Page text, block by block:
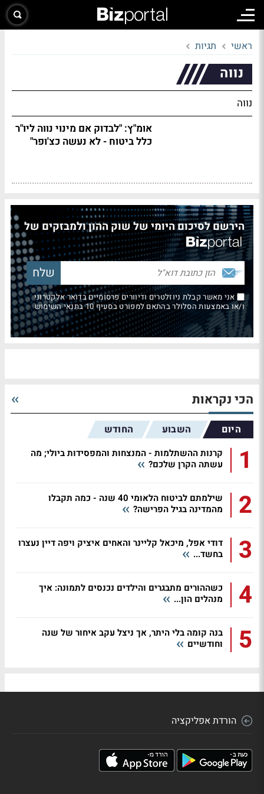
ראשי תגיות
נווה
נווה
אומ"ץ: "לבדוק אם מינוי נווה ליו"ר
כלל ביטוח - לא נעשה כצ'ופר"
הירשם לסיכום היומי של שוק ההון ולמבזקים של
אני מאשר קבלת ניוזלטרים ודיוורים פרסומיים בדואר אלקטרוני
ו/או באמצעות הסלולר בהתאם למפורט בסעיף 10 בתנאי השימוש
הכי נקראות
היום השבוע החודש
1
קרנות ההשתלמות - המנצחות והמפסידות ביולי; מה
עשתה הקרן שלכם?
2
שילמתם לביטוח הלאומי 40 שנה - כמה תקבלו
מהמדינה בגיל הפרישה?
3
דודי אפל, מיכאל קליינר והאחים איציק ויפה דיין נעצרו
בחשד...
4
כשההורים מתבגרים והילדים נכנסים לתמונה: איך
מנהלים הון...
5
בנה קומה בלי היתר, אך ניצל עקב איחור של שנה
וחודשיים
הורדת אפליקציה